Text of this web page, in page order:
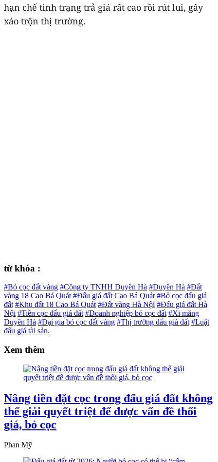
hạn chế tình trạng trả giá rất cao rồi rút lui, gây
xáo trộn thị trường.
từ khóa :
#Bỏ cọc đất vàng #Công ty TNHH Duyên Hà #Duyên Hà #Đất
vàng 18 Cao Bá Quát #Đấu giá đất Cao Bá Quát #Bỏ cọc đấu giá
đất #Khu đất 18 Cao Bá Quát #Đất vàng Hà Nội #Đấu giá đất Hà
Nội #Tiền cọc đấu giá đất #Doanh nghiệp bỏ cọc đất #Xi măng
Duyên Hà #Đại gia bỏ cọc đất vàng #Thị trường đấu giá đất #Luật
đấu giá tài sản.
Xem thêm
Nâng tiền đặt cọc trong đấu giá đất không
thể giải quyết triệt để được vấn đề thổi
giá, bỏ cọc
Phan Mỹ